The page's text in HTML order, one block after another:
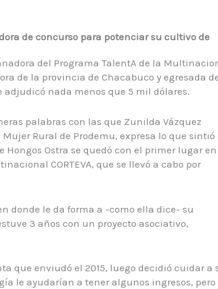
de concurso para potenciar su cultivo de
del Programa TalentA de la
de la provincia de Chacabuco y egresada
adjudicó nada menos que 5 mil dólares.
palabras con las que Zunilda Vázquez
Rural de Prodemu, expresa lo que sintió
Ostra se quedó con el primer lugar en
CORTEVA, que se llevó a cabo por
donde le da forma a -como ella dice- su
3 años con un proyecto asociativo,
que enviudó el 2015, luego decidió cuidar a
le ayudarían a tener algunos ingresos, pero